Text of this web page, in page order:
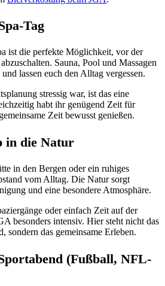
Tag
ist die perfekte Möglichkeit, vor der
Sauna, Pool und Massagen
lassen euch den Alltag vergessen.
stressig war, ist das eine
habt ihr genügend Zeit für
Zeit bewusst genießen.
in die Natur
in den Bergen oder ein ruhiges
vom Alltag. Die Natur sorgt
und eine besondere Atmosphäre.
oder einfach Zeit auf der
besonders intensiv. Hier steht nicht das
sondern das gemeinsame Erleben.
(Fußball, NFL-